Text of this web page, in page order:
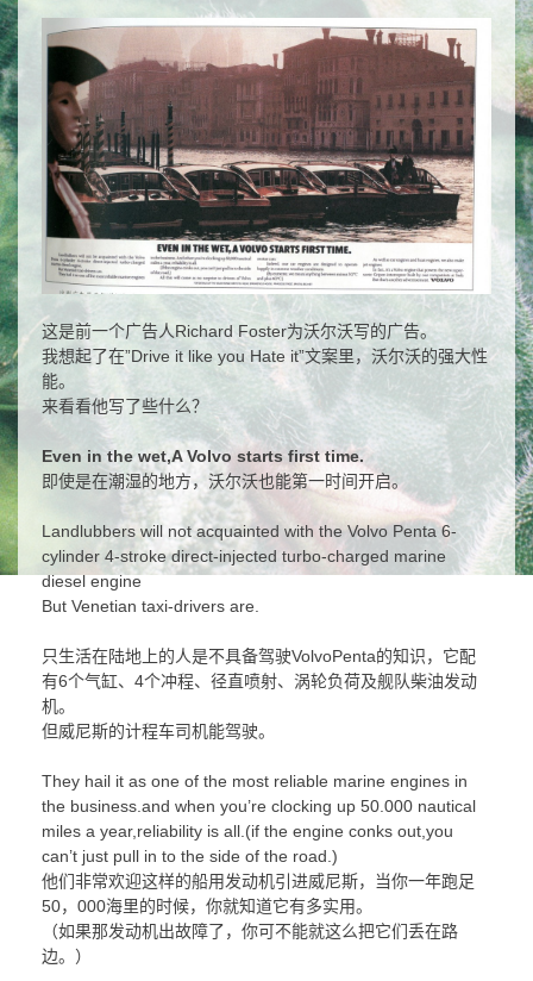
这是前一个广告人Richard Foster为沃尔沃写的广告。
我想起了在”Drive it like you Hate it”文案里，沃尔沃的强大性
能。
来看看他写了些什么？
Even in the wet,A Volvo starts first time.
即使是在潮湿的地方，沃尔沃也能第一时间开启。
Landlubbers will not acquainted with the Volvo Penta 6-
cylinder 4-stroke direct-injected turbo-charged marine
diesel engine
But Venetian taxi-drivers are.
只生活在陆地上的人是不具备驾驶VolvoPenta的知识，它配
有6个气缸、4个冲程、径直喷射、涡轮负荷及舰队柴油发动
机。
但威尼斯的计程车司机能驾驶。
They hail it as one of the most reliable marine engines in
the business.and when you’re clocking up 50.000 nautical
miles a year,reliability is all.(if the engine conks out,you
can’t just pull in to the side of the road.)
他们非常欢迎这样的船用发动机引进威尼斯，当你一年跑足
50，000海里的时候，你就知道它有多实用。
（如果那发动机出故障了，你可不能就这么把它们丢在路
边。）